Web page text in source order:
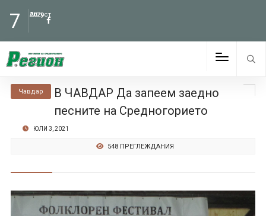
7 Август
2026
Чавдар
В ЧАВДАР Да запеем заедно
песните на Средногорието
ЮЛИ 3, 2021
548 ПРЕГЛЕЖДАНИЯ